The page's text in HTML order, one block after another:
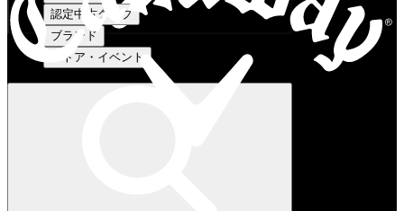
認定中古クラブ
ブランド
ストア・イベント